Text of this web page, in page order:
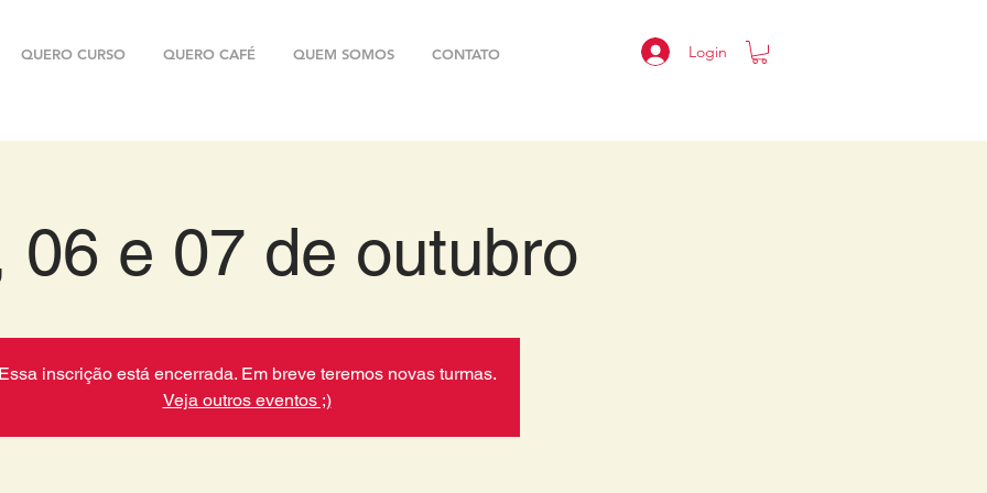
QUERO CURSO QUERO CAFÉ QUEM SOMOS CONTATO Login
06 e 07 de outubro
inscrição está encerrada. Em breve teremos novas turmas.
Veja outros eventos ;)